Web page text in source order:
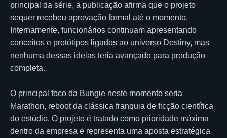
principal da série, a publicação afirma que o projeto
sequer recebeu aprovação formal até o momento.
Internamente, funcionários continuam apresentando
conceitos e protótipos ligados ao universo Destiny, mas
nenhuma dessas ideias teria avançado para produção
completa.
O principal foco da Bungie neste momento seria
Marathon, reboot da clássica franquia de ficção científica
do estúdio. O projeto é tratado como prioridade máxima
dentro da empresa e representa uma aposta estratégica